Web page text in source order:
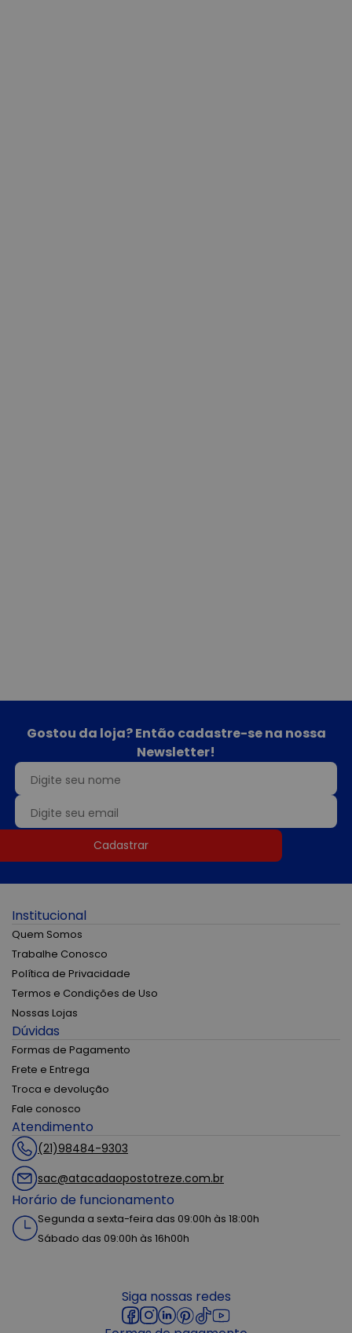
Gostou da loja? Então cadastre-se na nossa
Newsletter!
Cadastrar
Institucional
Quem Somos
Trabalhe Conosco
Política de Privacidade
Termos e Condições de Uso
Nossas Lojas
Dúvidas
Formas de Pagamento
Frete e Entrega
Troca e devolução
Fale conosco
Atendimento
(21)98484-9303
sac@atacadaopostotreze.com.br
Horário de funcionamento
Segunda a sexta-feira das 09:00h às 18:00h
Sábado das 09:00h às 16h00h
Siga nossas redes